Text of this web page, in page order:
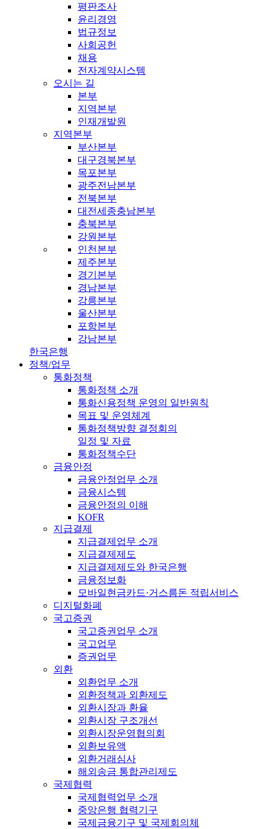
평판조사
윤리경영
법규정보
사회공헌
채용
전자계약시스템
오시는 길
본부
지역본부
인재개발원
지역본부
부산본부
대구경북본부
목포본부
광주전남본부
전북본부
대전세종충남본부
충북본부
강원본부
인천본부
제주본부
경기본부
경남본부
강릉본부
울산본부
포항본부
강남본부
한국은행
정책/업무
통화정책
통화정책 소개
통화신용정책 운영의 일반원칙
목표 및 운영체계
통화정책방향 결정회의
일정 및 자료
통화정책수단
금융안정
금융안정업무 소개
금융시스템
금융안정의 이해
KOFR
지급결제
지급결제업무 소개
지급결제제도
지급결제제도와 한국은행
금융정보화
모바일현금카드·거스름돈 적립서비스
디지털화폐
국고증권
국고증권업무 소개
국고업무
증권업무
외환
외환업무 소개
외환정책과 외환제도
외환시장과 환율
외환시장 구조개선
외환시장운영협의회
외환보유액
외환거래심사
해외송금 통합관리제도
국제협력
국제협력업무 소개
중앙은행 협력기구
국제금융기구 및 국제회의체